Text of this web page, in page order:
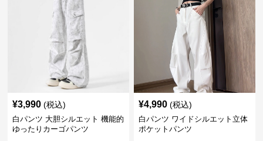
¥3,990 (税込)
白パンツ 大胆シルエット 機能的
ゆったりカーゴパンツ
¥4,990 (税込)
白パンツ ワイドシルエット立体
ポケットパンツ